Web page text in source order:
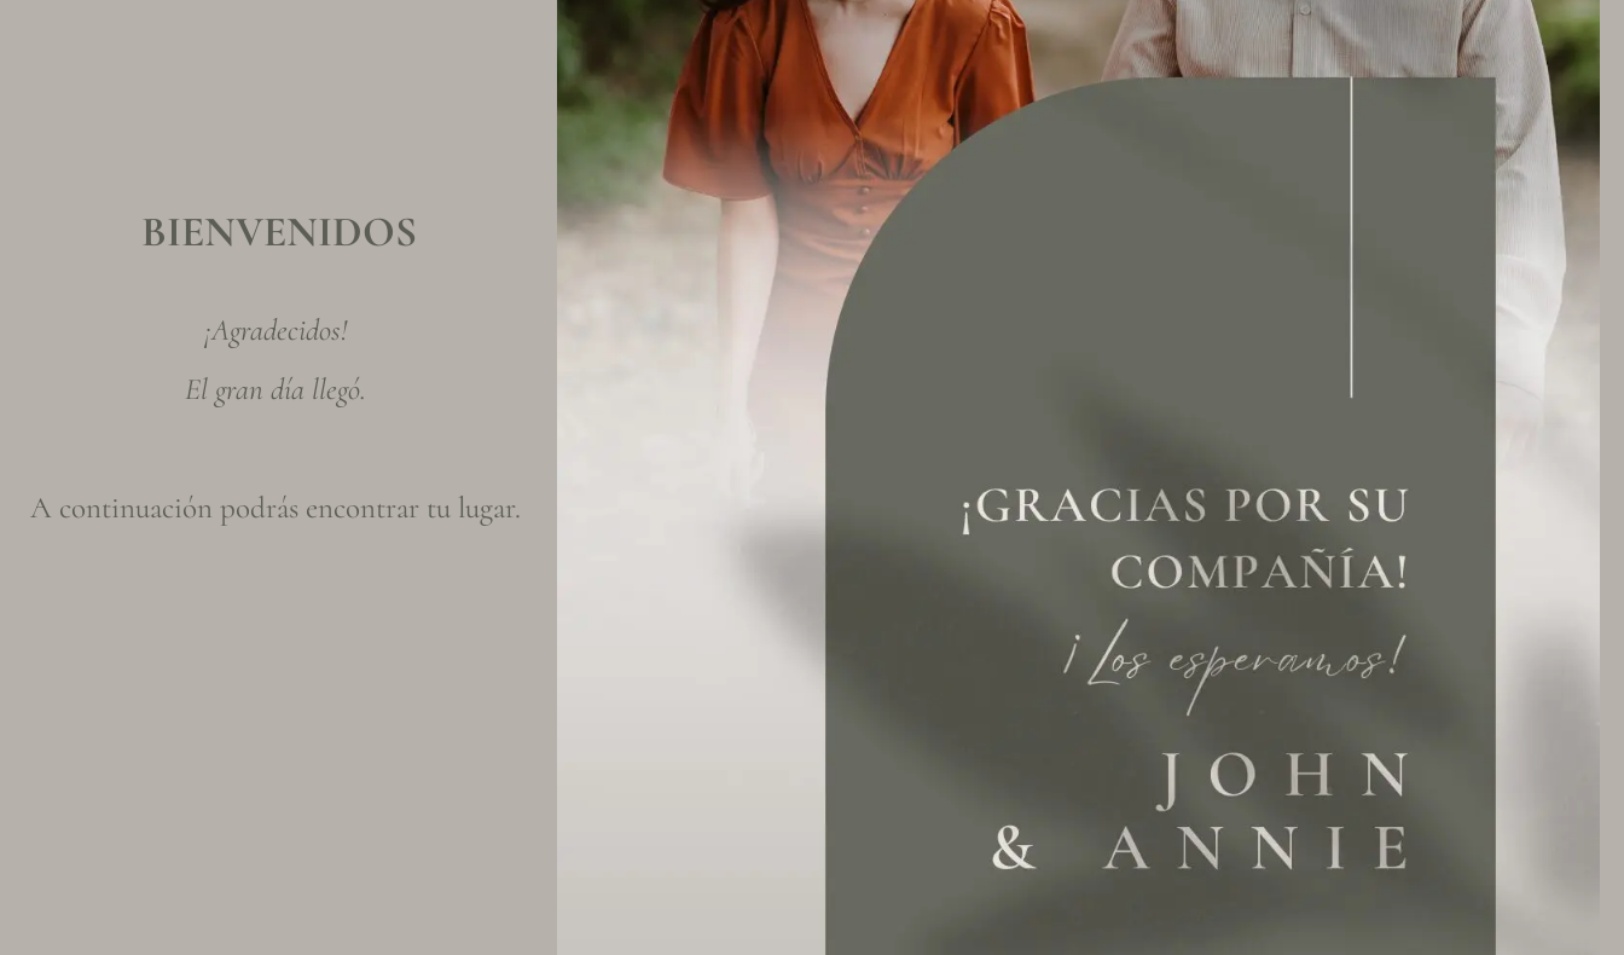
BIENVENIDOS
¡Agradecidos!
El gran día llegó.
A continuación podrás encontrar tu lugar.